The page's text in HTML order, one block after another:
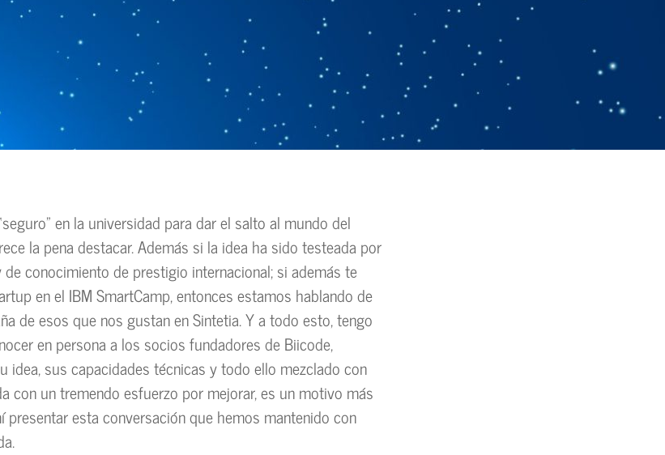
en la universidad para dar el salto al mundo del
la pena destacar. Además si la idea ha sido testeada por
conocimiento de prestigio internacional; si además te
en el IBM SmartCamp, entonces estamos hablando de
de esos que nos gustan en Sintetia. Y a todo esto, tengo
en persona a los socios fundadores de Biicode,
idea, sus capacidades técnicas y todo ello mezclado con
con un tremendo esfuerzo por mejorar, es un motivo más
esta conversación que hemos mantenido con